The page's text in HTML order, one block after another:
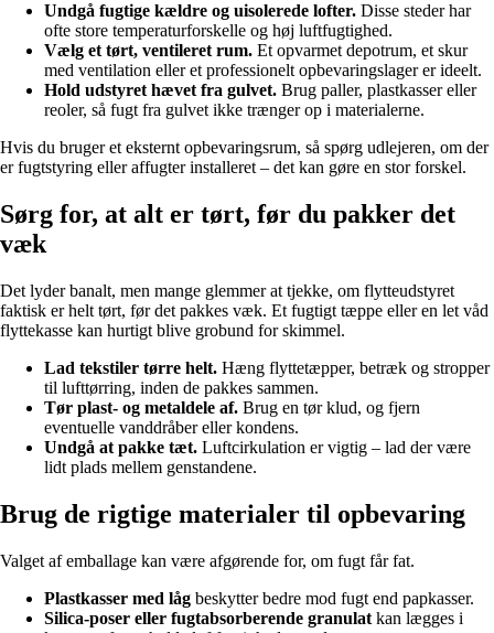
Undgå fugtige kældre og uisolerede lofter. Disse steder har
ofte store temperaturforskelle og høj luftfugtighed.
Vælg et tørt, ventileret rum. Et opvarmet depotrum, et skur
med ventilation eller et professionelt opbevaringslager er ideelt.
Hold udstyret hævet fra gulvet. Brug paller, plastkasser eller
reoler, så fugt fra gulvet ikke trænger op i materialerne.
Hvis du bruger et eksternt opbevaringsrum, så spørg udlejeren, om der
er fugtstyring eller affugter installeret – det kan gøre en stor forskel.
Sørg for, at alt er tørt, før du pakker det
væk
Det lyder banalt, men mange glemmer at tjekke, om flytteudstyret
faktisk er helt tørt, før det pakkes væk. Et fugtigt tæppe eller en let våd
flyttekasse kan hurtigt blive grobund for skimmel.
Lad tekstiler tørre helt. Hæng flyttetæpper, betræk og stropper
til lufttørring, inden de pakkes sammen.
Tør plast- og metaldele af. Brug en tør klud, og fjern
eventuelle vanddråber eller kondens.
Undgå at pakke tæt. Luftcirkulation er vigtig – lad der være
lidt plads mellem genstandene.
Brug de rigtige materialer til opbevaring
Valget af emballage kan være afgørende for, om fugt får fat.
Plastkasser med låg beskytter bedre mod fugt end papkasser.
Silica-poser eller fugtabsorberende granulat kan lægges i